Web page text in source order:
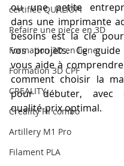
certifiée QUALIOPI
Refaire une piece en 3D
Formation 3D en ligne.
Formation 3D CPF
CREALITY,
Creality Hi combo
Artillery M1 Pro
Filament PLA
ou une petite
dans une imprimante
besoins est la clé
vos projets. Ce guide
vous aide à
comment choisir la
pour débuter, avec
qualité-prix optimal.